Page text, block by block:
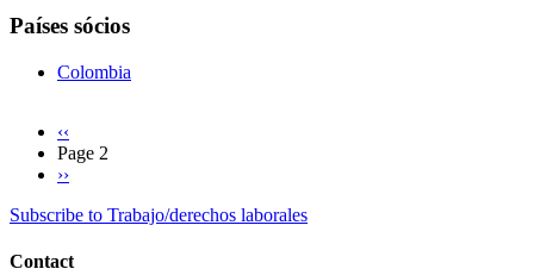
Países sócios
Colombia
Pagination
Previous
page
‹‹
Page 2
Next
››
Subscribe to Trabajo/derechos laborales
Contact